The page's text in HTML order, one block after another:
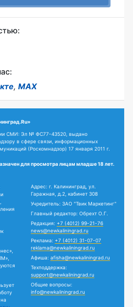
, MAX
СМИ: Эл № ФС77-43520, выдано
в сфере связи, информационных
(Роскомнадзор) 17 января 2011 г.
для просмотра лицам младше 18 лет.
Адрес: г. Калининград, ул.
Гаражная, д.2, кабинет 308
Учредитель: ЗАО "Твик Маркетинг"
Главный редактор: Обрехт О.Г.
Редакция: +7 (4012) 99-21-76
news@newkaliningrad.ru
Реклама: +7 (4012) 31-07-07
reklama@newkaliningrad.ru
Афиша: afisha@newkaliningrad.ru
Техподдержка:
support@newkaliningrad.ru
Общие вопросы:
info@newkaliningrad.ru